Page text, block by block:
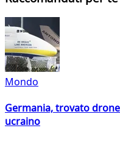
Mondo
Germania, trovato
ucraino